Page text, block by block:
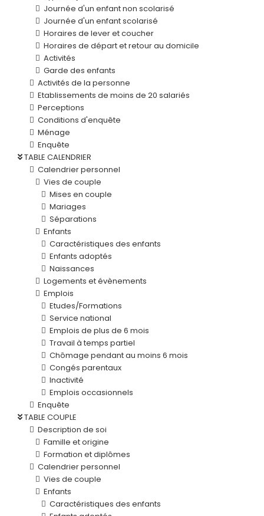
Journée d'un enfant non scolarisé
Journée d'un enfant scolarisé
Horaires de lever et coucher
Horaires de départ et retour au domicile
Activités
Garde des enfants
Activités de la personne
Etablissements de moins de 20 salariés
Perceptions
Conditions d'enquête
Ménage
Enquête
TABLE CALENDRIER
Calendrier personnel
Vies de couple
Mises en couple
Mariages
Séparations
Enfants
Caractéristiques des enfants
Enfants adoptés
Naissances
Logements et évènements
Emplois
Etudes/Formations
Service national
Emplois de plus de 6 mois
Travail à temps partiel
Chômage pendant au moins 6 mois
Congés parentaux
Inactivité
Emplois occasionnels
Enquête
TABLE COUPLE
Description de soi
Famille et origine
Formation et diplômes
Calendrier personnel
Vies de couple
Enfants
Caractéristiques des enfants